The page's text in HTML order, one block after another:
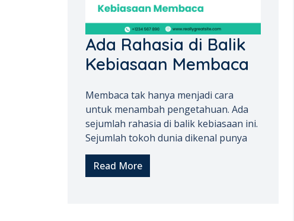
Ada Rahasia di Balik
Kebiasaan Membaca
Membaca tak hanya menjadi cara
untuk menambah pengetahuan. Ada
sejumlah rahasia di balik kebiasaan ini.
Sejumlah tokoh dunia dikenal punya
Read More